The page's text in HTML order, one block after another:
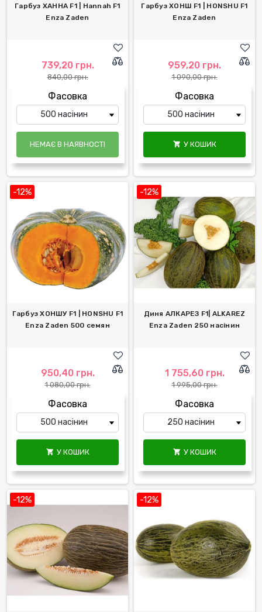
Гарбуз ХАННА F1 | Hannah F1
Enza Zaden
739,20 грн.
840,00 грн.
Фасовка
НЕМАЄ В НАЯВНОСТІ
Гарбуз ХОНШ F1 | HONSHU F1
Enza Zaden
959,20 грн.
1 090,00 грн.
Фасовка
 У КОШИК
-12%
Гарбуз ХОНШУ F1 | HONSHU F1
Enza Zaden 500 семян
950,40 грн.
1 080,00 грн.
Фасовка
 У КОШИК
-12%
Диня АЛКАРЕЗ F1| ALKAREZ
Enza Zaden 250 насінин
1 755,60 грн.
1 995,00 грн.
Фасовка
 У КОШИК
-12% -12%